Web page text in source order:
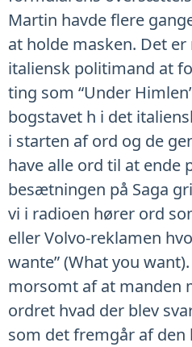
Martin havde flere
at holde masken. Det
italiensk politimand at
ting som “Under
bogstavet h i det
i starten af ord og de
have alle ord til at ende
besætningen på Saga
vi i radioen hører ord
eller Volvo-reklamen
wante” (What you
morsomt af at manden
ordret hvad der blev
som det fremgår af